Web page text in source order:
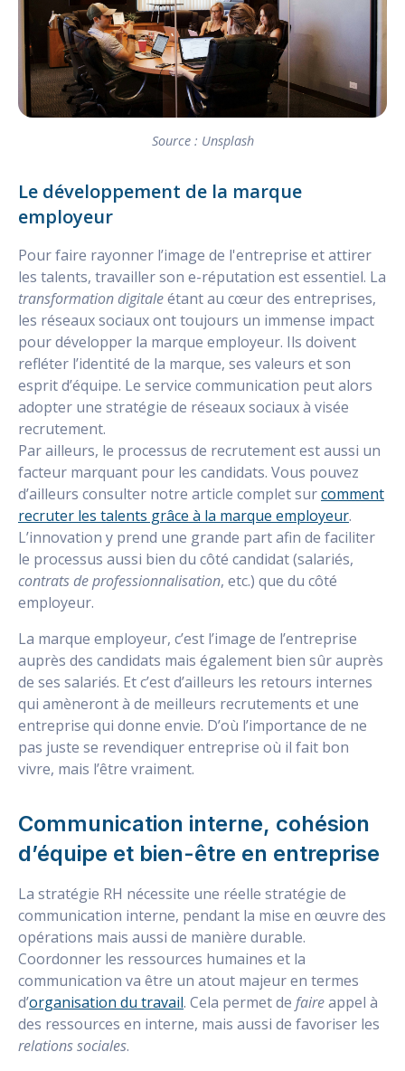
Source : Unsplash
Le développement de la marque
employeur
Pour faire rayonner l’image de l'entreprise et attirer
les talents, travailler son e-réputation est essentiel. La
transformation digitaleétant au cœur des entreprises,
les réseaux sociaux ont toujours un immense impact
pour développer la marque employeur. Ils doivent
refléter l’identité de la marque, ses valeurs et son
esprit d’équipe. Le service communication peut alors
adopter une stratégie de réseaux sociaux à visée
recrutement.
Par ailleurs, le processus de recrutement est aussi un
facteur marquant pour les candidats. Vous pouvez
d’ailleurs consulter notre article complet surcomment
recruter les talents grâce à la marque employeur.
L’innovation y prend une grande part afin de faciliter
le processus aussi bien du côté candidat (salariés,
contrats de professionnalisation, etc.) que du côté
employeur.
La marque employeur, c’est l’image de l’entreprise
auprès des candidats mais également bien sûr auprès
de ses salariés. Et c’est d’ailleurs les retours internes
qui amèneront à de meilleurs recrutements et une
entreprise qui donne envie. D’où l’importance de ne
pas juste se revendiquer entreprise où il fait bon
vivre, mais l’être vraiment.
Communication interne, cohésion
d’équipe et bien-être en entreprise
La stratégie RH nécessite une réelle stratégie de
communication interne, pendant la mise en œuvre des
opérations mais aussi de manière durable.
Coordonner les ressources humaines et la
communication va être un atout majeur en termes
d’organisation du travail. Cela permet de faireappel à
des ressources en interne, mais aussi de favoriser les
relations sociales.